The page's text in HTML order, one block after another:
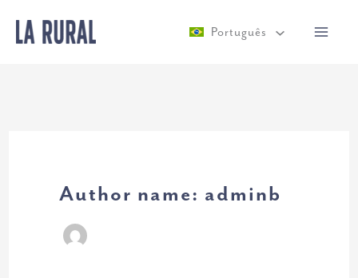
para
Português
Author name: adminb